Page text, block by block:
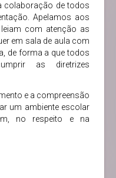
colaboração de todos
Apelamos aos
com atenção as
em sala de aula com
de forma a que todos
as diretrizes
e a compreensão
um ambiente escolar
no respeito e na